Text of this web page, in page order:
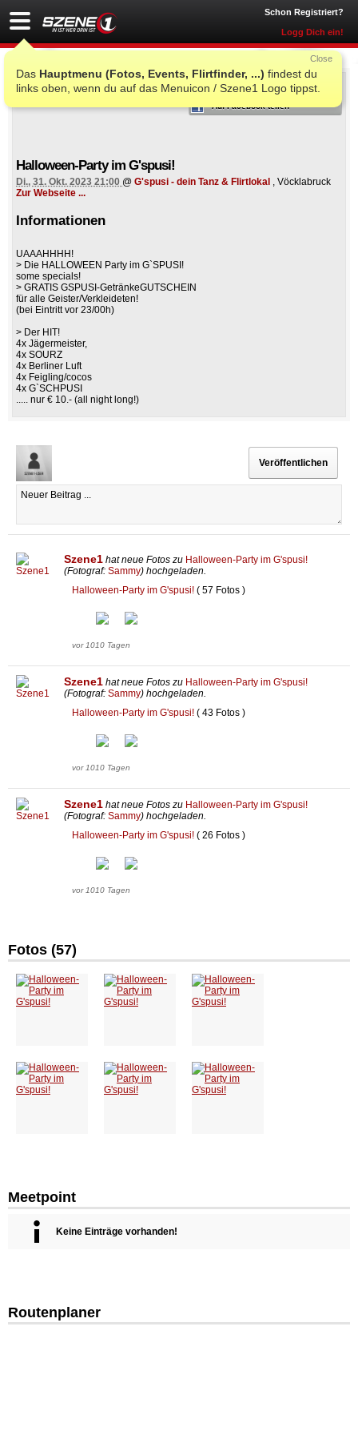
Schon Registriert?
Logg Dich ein!
Das Hauptmenu (Fotos, Events, Flirtfinder, ...) findest du
links oben, wenn du auf das Menuicon / Szene1 Logo tippst.
Close
ICH WAR AUCH DORT
Auf Facebook teilen
Halloween-Party im G'spusi!
Di., 31. Okt. 2023 21:00 @ G'spusi - dein Tanz & Flirtlokal , Vöcklabruck
Zur Webseite ...
Informationen
UAAAHHHH!
> Die HALLOWEEN Party im G`SPUSI!
some specials!
> GRATIS GSPUSI-GetränkeGUTSCHEIN
für alle Geister/Verkleideten!
(bei Eintritt vor 23/00h)
> Der HIT!
4x Jägermeister,
4x SOURZ
4x Berliner Luft
4x Feigling/cocos
4x G`SCHPUSI
..... nur € 10.- (all night long!)
Szene1 hat neue Fotos zu Halloween-Party im G'spusi!
(Fotograf: Sammy) hochgeladen.
Halloween-Party im G'spusi! ( 57 Fotos )
vor 1010 Tagen
Szene1 hat neue Fotos zu Halloween-Party im G'spusi!
(Fotograf: Sammy) hochgeladen.
Halloween-Party im G'spusi! ( 43 Fotos )
vor 1010 Tagen
Szene1 hat neue Fotos zu Halloween-Party im G'spusi!
(Fotograf: Sammy) hochgeladen.
Halloween-Party im G'spusi! ( 26 Fotos )
vor 1010 Tagen
Fotos (57)
Meetpoint
Keine Einträge vorhanden!
Routenplaner